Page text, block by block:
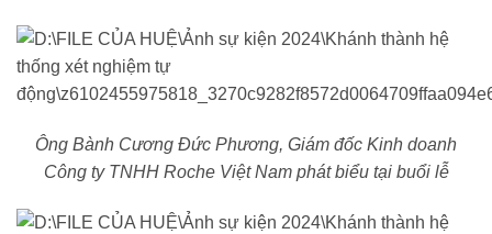
Ông Bành Cương Đức Phương, Giám đốc Kinh doanh
Công ty TNHH Roche Việt Nam phát biểu tại buổi lễ